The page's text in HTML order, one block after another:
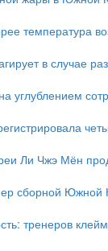
температура
в случае
углублением
Ли Чжэ Мён
сборной Южной
тренеров